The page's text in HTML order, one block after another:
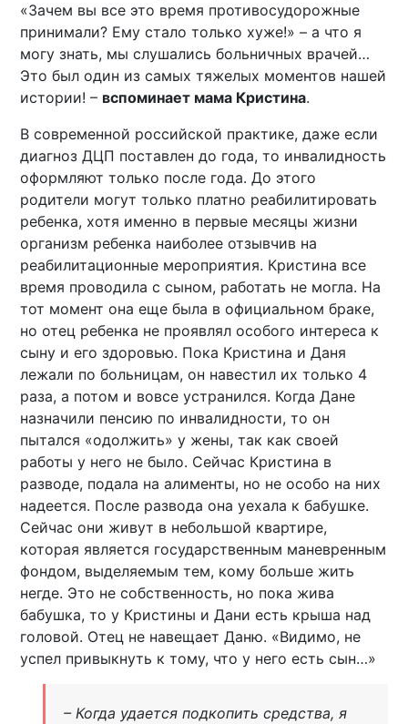
«Зачем вы все это время противосудорожные
принимали? Ему стало только хуже!» – а что я
могу знать, мы слушались больничных врачей…
Это был один из самых тяжелых моментов нашей
истории! – вспоминает мама Кристина.
В современной российской практике, даже если
диагноз ДЦП поставлен до года, то инвалидность
оформляют только после года. До этого
родители могут только платно реабилитировать
ребенка, хотя именно в первые месяцы жизни
организм ребенка наиболее отзывчив на
реабилитационные мероприятия. Кристина все
время проводила с сыном, работать не могла. На
тот момент она еще была в официальном браке,
но отец ребенка не проявлял особого интереса к
сыну и его здоровью. Пока Кристина и Даня
лежали по больницам, он навестил их только 4
раза, а потом и вовсе устранился. Когда Дане
назначили пенсию по инвалидности, то он
пытался «одолжить» у жены, так как своей
работы у него не было. Сейчас Кристина в
разводе, подала на алименты, но не особо на них
надеется. После развода она уехала к бабушке.
Сейчас они живут в небольшой квартире,
которая является государственным маневренным
фондом, выделяемым тем, кому больше жить
негде. Это не собственность, но пока жива
бабушка, то у Кристины и Дани есть крыша над
головой. Отец не навещает Даню. «Видимо, не
успел привыкнуть к тому, что у него есть сын…»
– Когда удается подкопить средства, я